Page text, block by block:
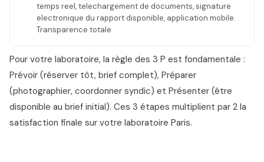
temps reel, telechargement de documents, signature
electronique du rapport disponible, application mobile.
Transparence totale.
Pour votre laboratoire, la règle des 3 P est fondamentale :
Prévoir (réserver tôt, brief complet), Préparer
(photographier, coordonner syndic) et Présenter (être
disponible au brief initial). Ces 3 étapes multiplient par 2 la
satisfaction finale sur votre laboratoire Paris.